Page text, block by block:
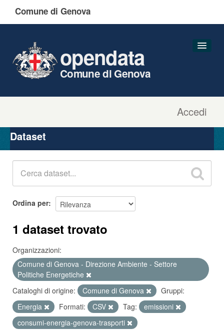
Comune di Genova
Accedi
opendata
Comune di Genova
Organizzazioni
Gruppi
Dataset
Ordina per
1 dataset trovato
Organizzazioni:
Comune di Genova - Direzione Ambiente - Settore
Politiche Energetiche
Cataloghi di origine:
Comune di Genova
Gruppi:
Energia
Formati: CSV Tag:
emissioni
consumi-energia-genova-trasporti